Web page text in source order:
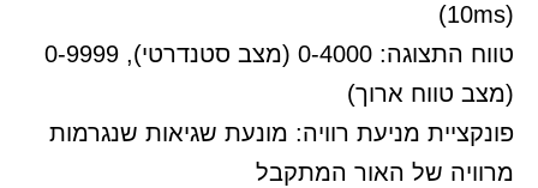
(10ms)
טווח התצוגה: 0-4000 (מצב סטנדרטי), 0-9999
(מצב טווח ארוך)
פונקציית מניעת רוויה: מונעת שגיאות שנגרמות
מרוויה של האור המתקבל